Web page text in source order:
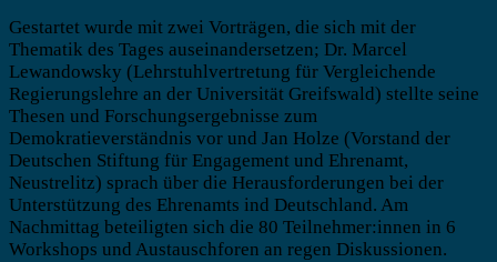
Gestartet wurde mit zwei Vorträgen, die sich mit der
Thematik des Tages auseinandersetzen; Dr. Marcel
Lewandowsky (Lehrstuhlvertretung für Vergleichende
Regierungslehre an der Universität Greifswald) stellte seine
Thesen und Forschungsergebnisse zum
Demokratieverständnis vor und Jan Holze (Vorstand der
Deutschen Stiftung für Engagement und Ehrenamt,
Neustrelitz) sprach über die Herausforderungen bei der
Unterstützung des Ehrenamts ind Deutschland. Am
Nachmittag beteiligten sich die 80 Teilnehmer:innen in 6
Workshops und Austauschforen an regen Diskussionen.